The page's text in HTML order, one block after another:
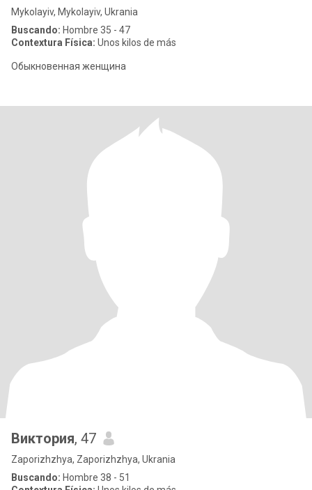
Mykolayiv, Mykolayiv, Ukrania
Buscando: Hombre 35 - 47
Contextura Física: Unos kilos de más
Обыкновенная женщина
Виктория, 47
Zaporizhzhya, Zaporizhzhya, Ukrania
Buscando: Hombre 38 - 51